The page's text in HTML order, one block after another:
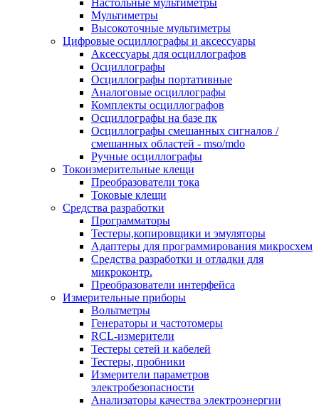
Мультиметры
Высокоточные мультиметры
Цифровые осциллографы и аксессуары
Аксессуары для осциллографов
Осциллографы
Осциллографы портативные
Аналоговые осциллографы
Комплекты осциллографов
Осциллографы на базе пк
Осциллографы смешанных сигналов /
смешанных областей - mso/mdo
Ручные осциллографы
Токоизмерительные клещи
Преобразователи тока
Токовые клещи
Средства разработки
Программаторы
Тестеры,копировщики и эмуляторы
Адаптеры для программирования микросхем
Cредства разработки и отладки для
микроконтр.
Преобразователи интерфейса
Измерительные приборы
Вольтметры
Генераторы и частотомеры
RCL-измерители
Тестеры сетей и кабелей
Тестеры, пробники
Измерители параметров
электробезопасности
Анализаторы качества электроэнергии